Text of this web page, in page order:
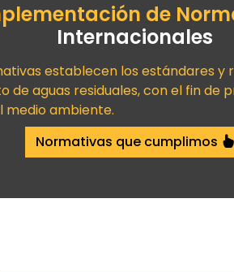
de
Internacionales
establecen los estándares y
de aguas residuales, con el fin de
medio ambiente.
Normativas que cumplimos